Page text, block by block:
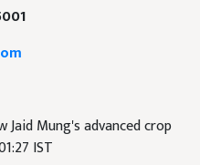
Jaid Mung's advanced crop
IST